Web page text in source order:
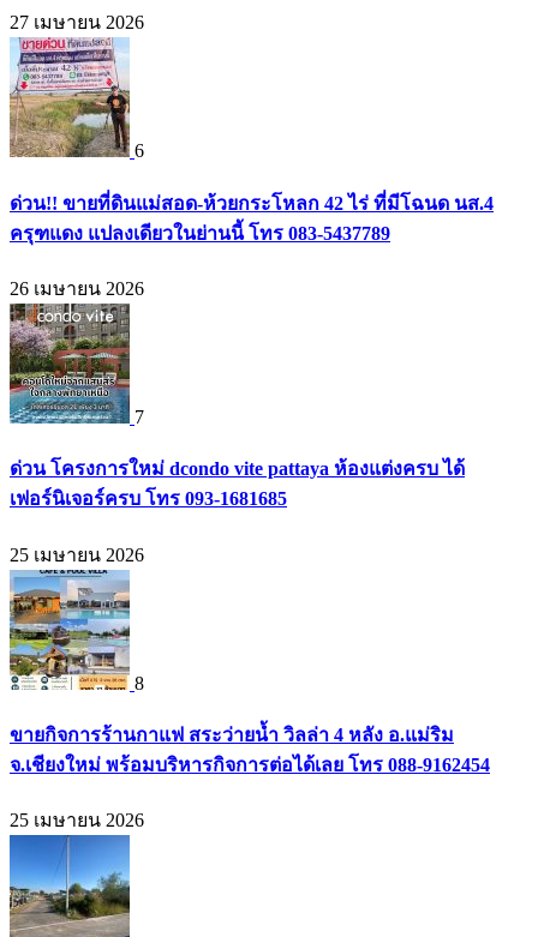
27 เมษายน 2026
6
ด่วน!! ขายที่ดินแม่สอด-ห้วยกระโหลก 42 ไร่ ที่มีโฉนด นส.4
ครุฑแดง แปลงเดียวในย่านนี้ โทร 083-5437789
26 เมษายน 2026
7
ด่วน โครงการใหม่ dcondo vite pattaya ห้องแต่งครบ ได้
เฟอร์นิเจอร์ครบ โทร 093-1681685
25 เมษายน 2026
8
ขายกิจการร้านกาแฟ สระว่ายน้ำ วิลล่า 4 หลัง อ.แม่ริม
จ.เชียงใหม่ พร้อมบริหารกิจการต่อได้เลย โทร 088-9162454
25 เมษายน 2026